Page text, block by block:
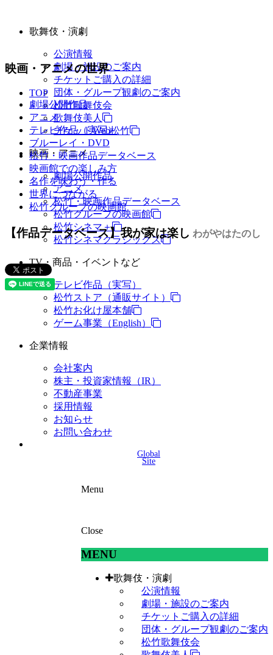
歌舞伎・演劇
公演情報
劇場・施設のご案内
チケットご購入の詳細
団体・グループ観劇のご案内
松竹歌舞伎会
歌舞伎美人
チケットWeb松竹
映画・アニメ
劇場公開作品
アニメ
松竹・映画作品データベース
松竹グループの映画館
松竹シネマ＋
松竹シネマクラシックス
TV・商品・イベントなど
テレビ作品（実写）
松竹ストア（通販サイト）
松竹お化け屋本舗
ゲーム事業（English）
企業情報
会社案内
株主・投資家情報（IR）
不動産事業
採用情報
お知らせ
お問い合わせ
Global
Site
Menu
Close
MENU
歌舞伎・演劇
公演情報
劇場・施設のご案内
チケットご購入の詳細
団体・グループ観劇のご案内
松竹歌舞伎会
映画・アニメの世界
TOP
劇場公開作品
アニメ
テレビ作品（実写）
ブルーレイ・DVD
松竹・映画作品データベース
映画館での楽しみ方
名作を味わう・作る
世界につながる
松竹グループの映画館
【作品データベース】我が家は楽し わがやはたのし